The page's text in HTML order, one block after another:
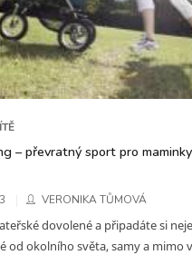
– převratný sport pro
VERONIKA TŮMOVÁ
dovolené a připadáte si
od okolního světa, samy a mimo